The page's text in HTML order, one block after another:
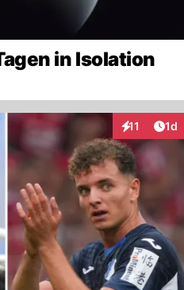
in Isolation
11 1d